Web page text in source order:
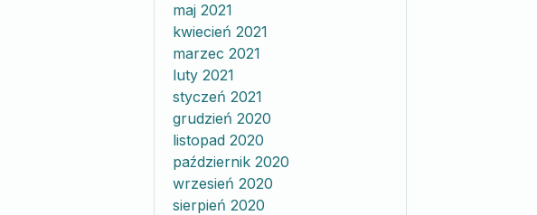
maj 2021
kwiecień 2021
marzec 2021
luty 2021
styczeń 2021
grudzień 2020
listopad 2020
październik 2020
wrzesień 2020
sierpień 2020